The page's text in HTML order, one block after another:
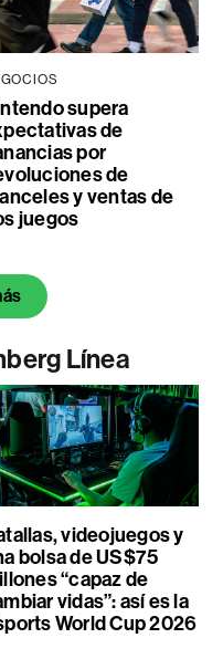
supera
de
por
de
y ventas de
juegos
Línea
videojuegos y
bolsa de US$75
“capaz de
vidas”: así es la
World Cup 2026